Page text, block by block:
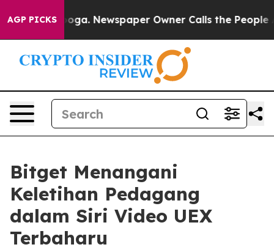
AGP PICKS Newspaper Owner Calls the People
Bitget Menangani
Keletihan Pedagang
dalam Siri Video UEX
Terbaharu